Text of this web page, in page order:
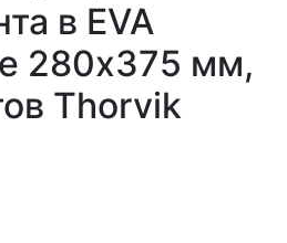
в EVA
280х375 мм,
Thorvik